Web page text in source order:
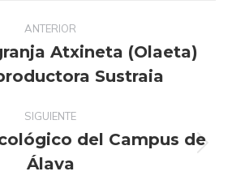
ANTERIOR
anterior:
Atxineta (Olaeta)
Sustraia
SIGUIENTE
siguiente:
del Campus de
Álava